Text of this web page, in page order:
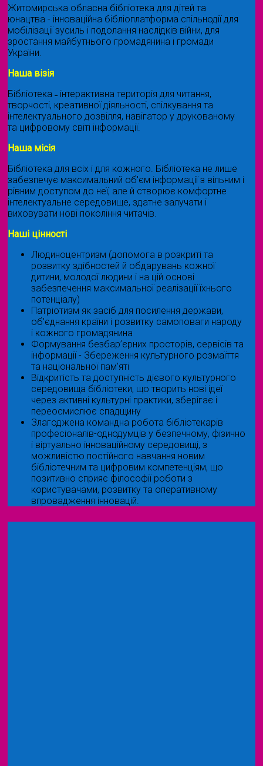
Житомирська обласна бібліотека для дітей та
юнацтва - інноваційна бібліоплатформа спільнодії для
мобілізації зусиль і подолання наслідків війни, для
зростання майбутнього громадянина і громади
України.
Наша візія
Бібліотека ˗ інтерактивна територія для читання,
творчості, креативної діяльності, спілкування та
інтелектуального дозвілля, навігатор у друкованому
та цифровому світі інформації.
Наша місія
Бібліотека для всіх і для кожного. Бібліотека не лише
забезпечує максимальний об'єм інформації з вільним і
рівним доступом до неї, але й створює комфортне
інтелектуальне середовище, здатне залучати і
виховувати нові покоління читачів.
Наші цінності
Людиноцентризм (допомога в розкриті та
розвитку здібностей й обдарувань кожної
дитини, молодої людини і на цій основі
забезпечення максимальної реалізації їхнього
потенціалу)
Патріотизм як засіб для посилення держави,
об'єднання країни і розвитку самоповаги народу
і кожного громадянина
Формування безбар’єрних просторів, сервісів та
інформації - Збереження культурного розмаїття
та національної пам’яті
Відкритість та доступність дієвого культурного
середовища бібліотеки, що творить нові ідеї
через активні культурні практики, зберігає і
переосмислює спадщину
Злагоджена командна робота бібліотекарів
професіоналів-однодумців у безпечному, фізично
і віртуально інноваційному середовищі, з
можливістю постійного навчання новим
бібліотечним та цифровим компетенціям, що
позитивно сприяє філософії роботи з
користувачами, розвитку та оперативному
впровадження інновацій.